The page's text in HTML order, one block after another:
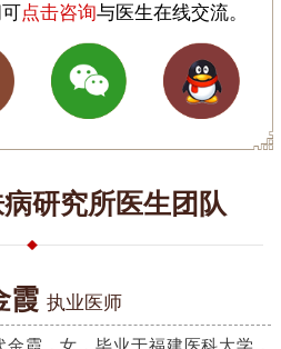
点击咨询与医生在线交流。
研究所医生团队
霞 执业医师